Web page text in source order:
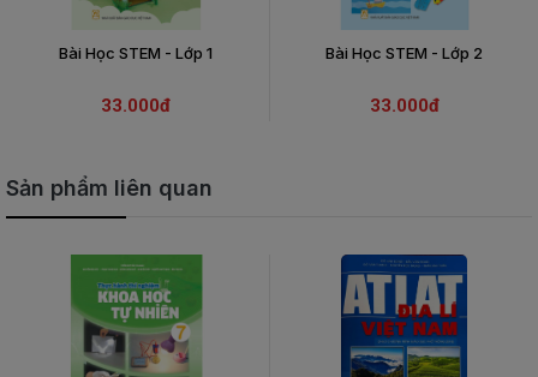
Bài Học STEM - Lớp 1
33.000đ
Bài Học STEM - Lớp 2
33.000đ
Sản phẩm liên quan